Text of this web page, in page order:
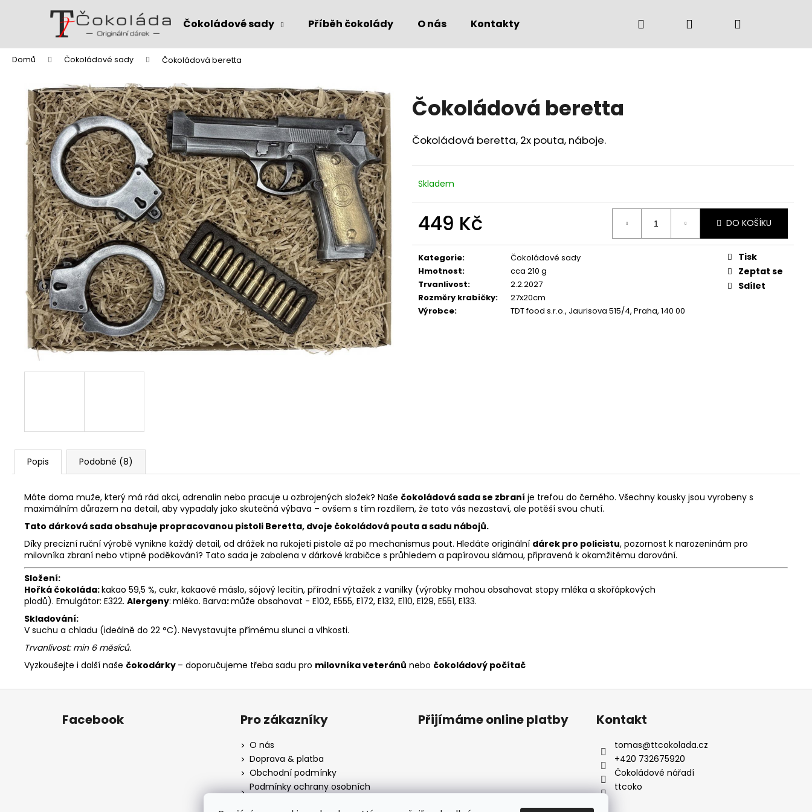
Čokoládové sady Příběh čokolády O nás Kontakty Přihlášení
Domů Čokoládové sady Čokoládová beretta
Čokoládová beretta
Čokoládová beretta, 2x pouta, náboje.
Skladem
449 Kč
cena:
DO KOŠÍKU
Kategorie:
Čokoládové sady
Hmotnost:
cca 210 g
Trvanlivost:
2.2.2027
Rozměry krabičky:
27x20cm
Výrobce: TDT food s.r.o., Jaurisova 515/4, Praha, 140 00
Tisk
Zeptat se
Sdílet
Popis Podobné (8)
Máte doma muže, který má rád akci, adrenalin nebo pracuje u ozbrojených složek? Naše čokoládová sada se zbraní je trefou do černého. Všechny kousky jsou vyrobeny s
maximálním důrazem na detail, aby vypadaly jako skutečná výbava – ovšem s tím rozdílem, že tato vás nezastaví, ale potěší svou chutí.
Tato dárková sada obsahuje propracovanou pistoli Beretta, dvoje čokoládová pouta a sadu nábojů.
Díky precizní ruční výrobě vynikne každý detail, od drážek na rukojeti pistole až po mechanismus pout. Hledáte originální dárek pro policistu, pozornost k narozeninám pro
milovníka zbraní nebo vtipné poděkování? Tato sada je zabalena v dárkové krabičce s průhledem a papírovou slámou, připravená k okamžitému darování.
Složení:
Hořká čokoláda:kakao 59,5 %, cukr, kakaové máslo, sójový lecitin, přírodní výtažek z vanilky (výrobky mohou obsahovat stopy mléka a skořápkových
plodů). Emulgátor: E322. Alergeny: mléko. Barva:může obsahovat - E102, E555, E172, E132, E110, E129, E551, E133.
Skladování:
V suchu a chladu (ideálně do 22 °C). Nevystavujte přímému slunci a vlhkosti.
Trvanlivost: min 6 měsíců.
Vyzkoušejte i další naše čokodárky – doporučujeme třeba sadu pro milovníka veteránů nebo čokoládový počítač
í
Zpět
do
obchodu
Zpět
do
obchodu
HLEDAT
Doporučujeme
Z
Facebook Pro zákazníky
O nás
Doprava & platba
Obchodní podmínky
Podmínky ochrany osobních
Přijímáme online platby Kontakt
tomas@ttcokolada.cz
+420 732675920
Čokoládové nářadí
ttcoko